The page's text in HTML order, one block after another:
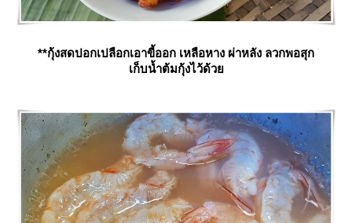
**กุ้งสดปอกเปลือกเอาขี้ออก เหลือหาง ผ่าหลัง ลวกพอสุก
เก็บน้ำต้มกุ้งไว้ด้ว